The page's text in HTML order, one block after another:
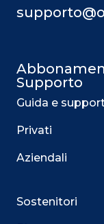
Supporto
Guida e
Privati
Aziendali
Sostenitori